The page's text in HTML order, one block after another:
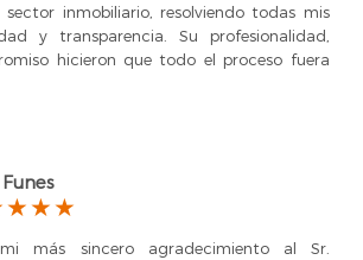
inmobiliario, resolviendo todas mis
y transparencia. Su profesionalidad,
hicieron que todo el proceso fuera
mi más sincero agradecimiento al Sr.